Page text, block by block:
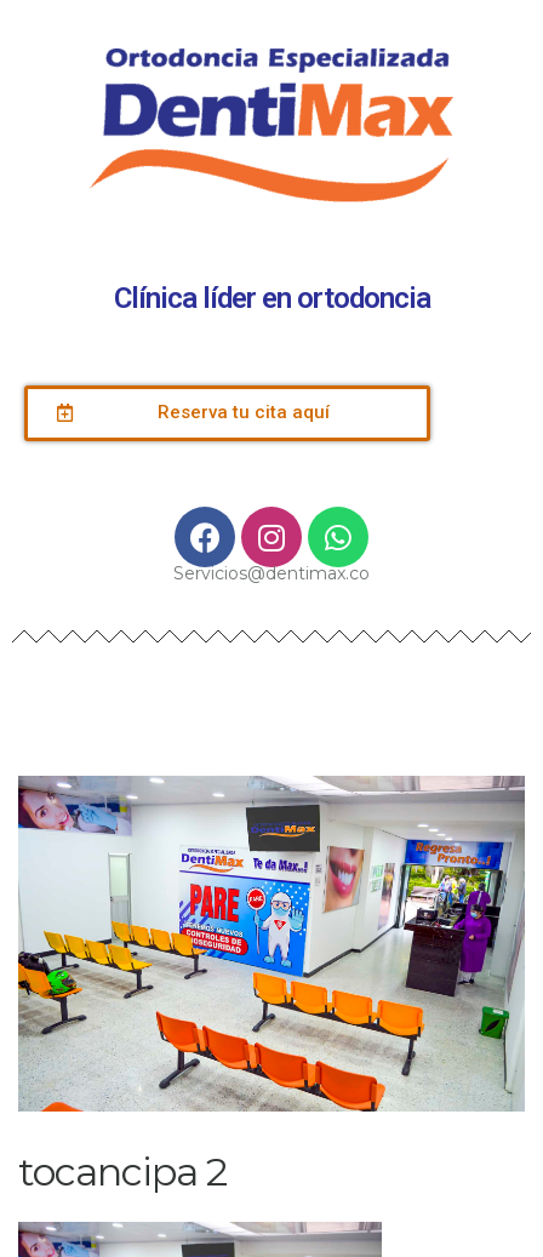
Clínica líder en ortodoncia
Reserva tu cita aquí
Servicios@dentimax.co
tocancipa 2